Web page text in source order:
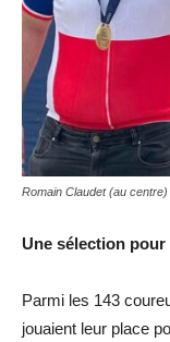
Romain Claudet (au
Une sélection
Parmi les 143
jouaient leur place